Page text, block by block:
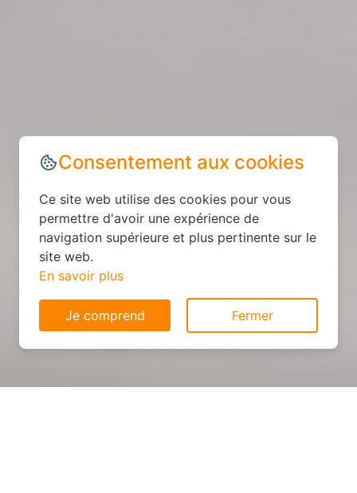
Consentement aux cookies
Ce site web utilise des cookies pour vous
permettre d'avoir une expérience de
navigation supérieure et plus pertinente sur le
site web.
En savoir plus
Je comprend Fermer